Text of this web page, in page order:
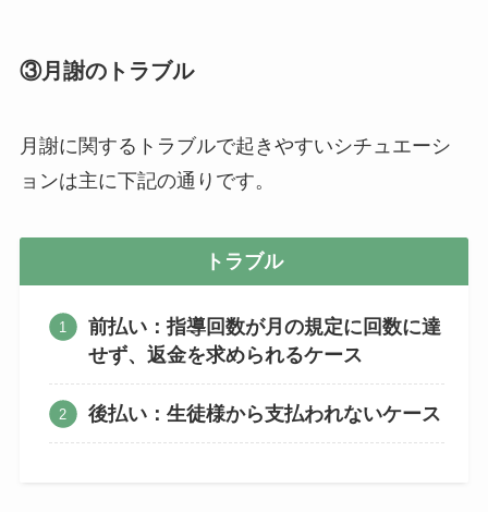
③月謝のトラブル
月謝に関するトラブルで起きやすいシチュエーシ
ョンは主に下記の通りです。
トラブル
前払い：指導回数が月の規定に回数に達
せず、返金を求められるケース
後払い：生徒様から支払われないケース